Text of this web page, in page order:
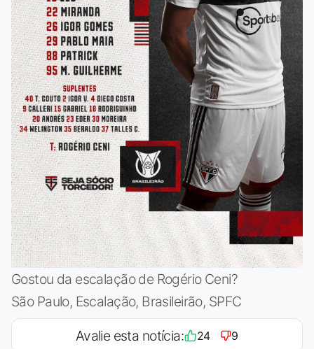
Gostou da escalação de Rogério Ceni?
São Paulo, Escalação, Brasileirão, SPFC
Avalie esta notícia: 24 9